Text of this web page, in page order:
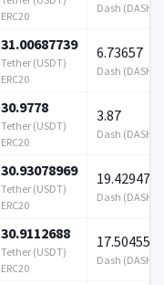
ERC20
Dash (DASH)
31.00687739
Tether (USDT)
ERC20
6.73657
Dash (DASH)
30.9778
Tether (USDT)
ERC20
3.87
Dash (DASH)
30.93078969
Tether (USDT)
ERC20
19.429473
Dash (DASH)
30.9112688
Tether (USDT)
ERC20
17.504551
Dash (DASH)